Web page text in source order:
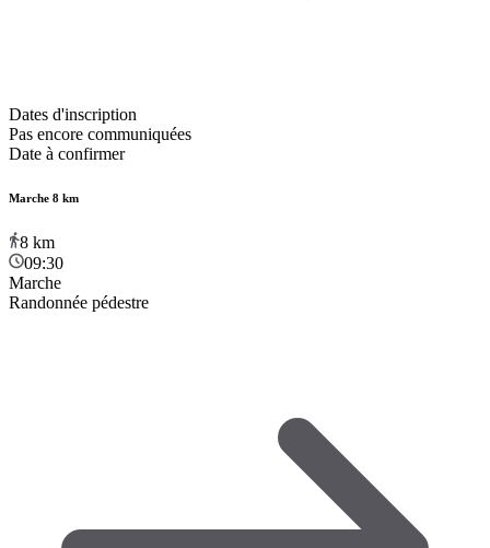
Dates d'inscription
Pas encore communiquées
Date à confirmer
Marche 8 km
8 km
09:30
Marche
Randonnée pédestre